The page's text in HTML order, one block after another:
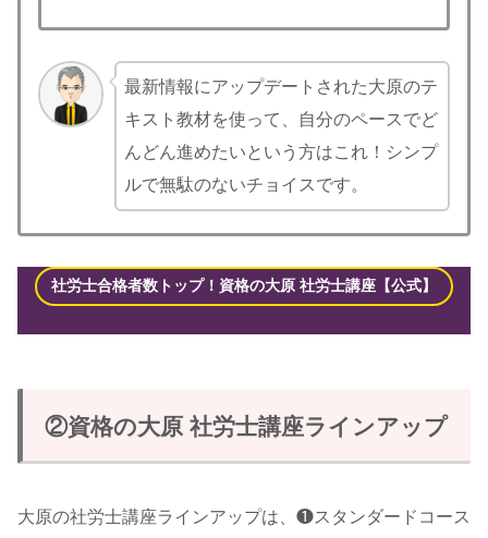
最新情報にアップデートされた大原のテ
キスト教材を使って、自分のペースでど
んどん進めたいという方はこれ！シンプ
ルで無駄のないチョイスです。
社労士合格者数トップ！資格の大原 社労士講座【公式】
②資格の大原 社労士講座ラインアップ
大原の社労士講座ラインアップは、❶スタンダードコース